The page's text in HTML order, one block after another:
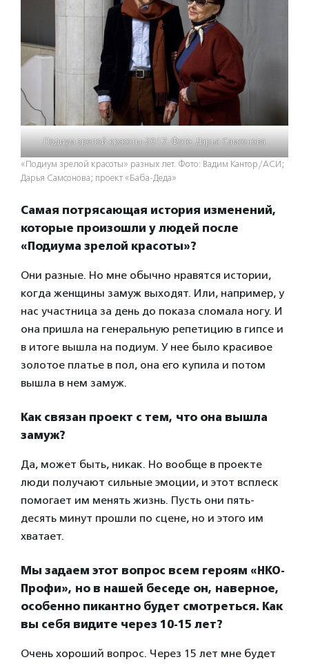
Подиум зрелой красоты-2017. Фото: Дарья Самсонова
«Подиум зрелой красоты» разных лет. Фото: Вадим Кантор/АСИ;
Дарья Самсонова; проект «Баба-Деда»
Самая потрясающая история изменений,
которые произошли у людей после
«Подиума зрелой красоты»?
Они разные. Но мне обычно нравятся истории,
когда женщины замуж выходят. Или, например, у
нас участница за день до показа сломала ногу. И
она пришла на генеральную репетицию в гипсе и
в итоге вышла на подиум. У нее было красивое
золотое платье в пол, она его купила и потом
вышла в нем замуж.
Как связан проект с тем, что она вышла
замуж?
Да, может быть, никак. Но вообще в проекте
люди получают сильные эмоции, и этот всплеск
помогает им менять жизнь. Пусть они пять-
десять минут прошли по сцене, но и этого им
хватает.
Мы задаем этот вопрос всем героям «НКО-
Профи», но в нашей беседе он, наверное,
особенно пикантно будет смотреться. Как
вы себя видите через 10-15 лет?
Очень хороший вопрос. Через 15 лет мне будет